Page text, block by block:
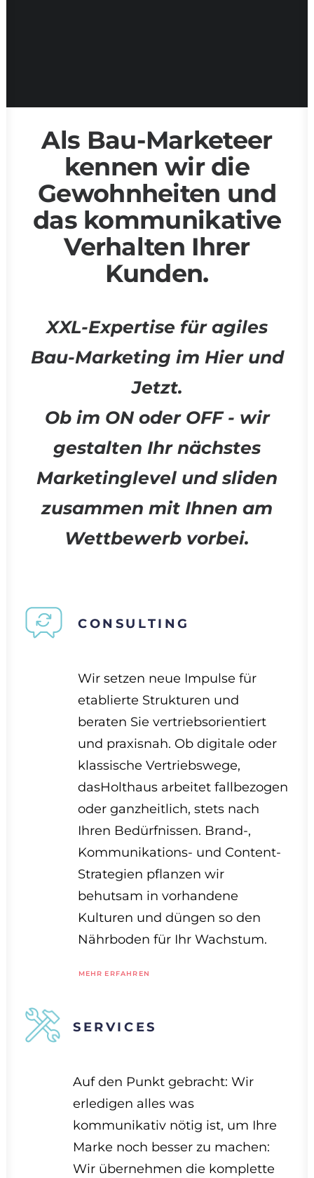
Als Bau-Marketeer
kennen wir die
Gewohnheiten und
das kommunikative
Verhalten Ihrer
Kunden.
XXL-Expertise für agiles
Bau-Marketing im Hier und
Jetzt.
Ob im ON oder OFF - wir
gestalten Ihr nächstes
Marketinglevel und sliden
zusammen mit Ihnen am
Wettbewerb vorbei.
CONSULTING
Wir setzen neue Impulse für
etablierte Strukturen und
beraten Sie vertriebsorientiert
und praxisnah. Ob digitale oder
klassische Vertriebswege,
dasHolthaus arbeitet fallbezogen
oder ganzheitlich, stets nach
Ihren Bedürfnissen. Brand-,
Kommunikations- und Content-
Strategien pflanzen wir
behutsam in vorhandene
Kulturen und düngen so den
Nährboden für Ihr Wachstum.
MEHR ERFAHREN
SERVICES
Auf den Punkt gebracht: Wir
erledigen alles was
kommunikativ nötig ist, um Ihre
Marke noch besser zu machen:
Wir übernehmen die komplette